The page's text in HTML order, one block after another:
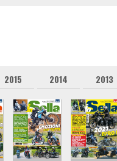
2015 2014 2013